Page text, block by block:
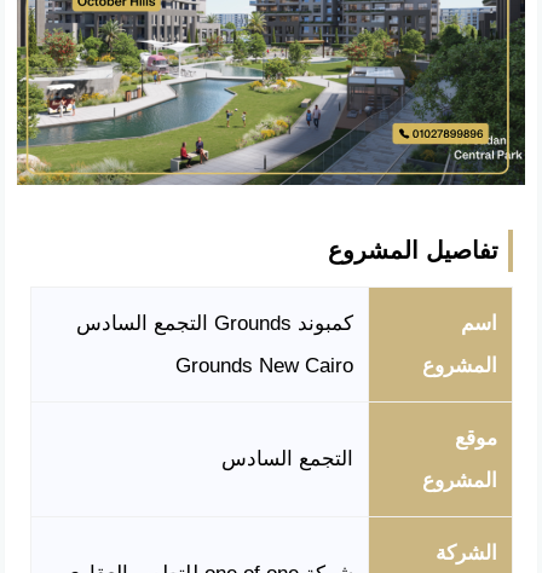
تفاصيل المشروع
اسم
المشروع
كمبوند Grounds التجمع السادس
Grounds New Cairo
موقع
المشروع
التجمع السادس
الشركة